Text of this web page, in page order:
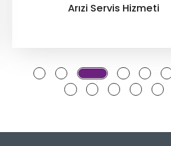
Kalibrasyon Hizmeti